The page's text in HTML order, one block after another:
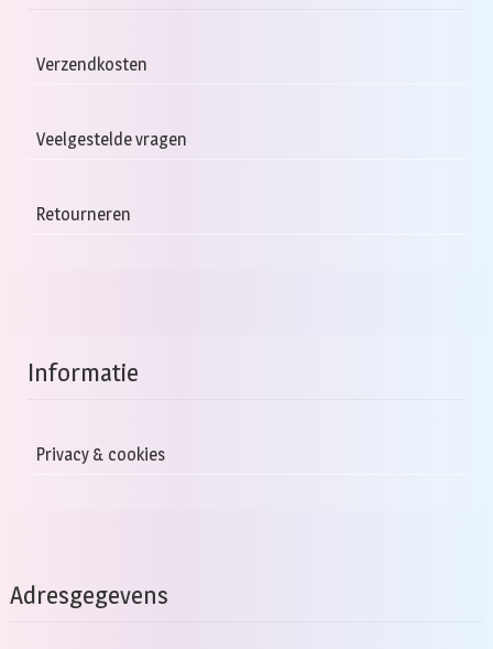
Verzendkosten
Veelgestelde vragen
Retourneren
Informatie
Privacy & cookies
Adresgegevens